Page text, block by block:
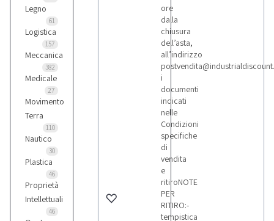
Legno
61
Logistica
157
Meccanica
382
Medicale
27
Movimento
Terra
110
Nautico
30
Plastica
46
Proprietà
Intellettuali
46
ore
dalla
chiusura
dell’asta,
all’indirizzo
i
documenti
indicati
nelle
Condizioni
specifiche
di
vendita
e
ritiroNOTE
PER
RITIRO:-
tempistica